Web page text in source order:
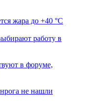
жара до +40 °C
работу в
в форуме,
не нашли